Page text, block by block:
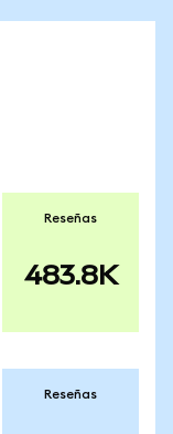
Reseñas
483.8K
Reseñas